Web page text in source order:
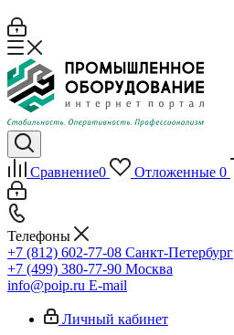
Сравнение0 Отложенные 0
Телефоны
+7 (812) 602-77-08 Санкт-Петербург
+7 (499) 380-77-90 Москва
info@poip.ru E-mail
Личный кабинет